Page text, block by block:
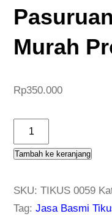
Murah
Rp350.000
u
a
t
Tambah ke keranjang
SKU:TIKUS 0059
Tag:Jasa Basmi